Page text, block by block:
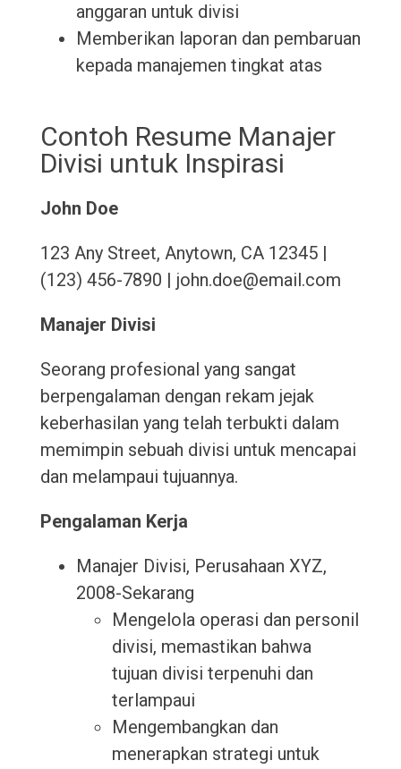
anggaran untuk divisi
Memberikan laporan dan pembaruan
kepada manajemen tingkat atas
Contoh Resume Manajer
Divisi untuk Inspirasi
John Doe
123 Any Street, Anytown, CA 12345 |
(123) 456-7890 | john.doe@email.com
Manajer Divisi
Seorang profesional yang sangat
berpengalaman dengan rekam jejak
keberhasilan yang telah terbukti dalam
memimpin sebuah divisi untuk mencapai
dan melampaui tujuannya.
Pengalaman Kerja
Manajer Divisi, Perusahaan XYZ,
2008-Sekarang
Mengelola operasi dan personil
divisi, memastikan bahwa
tujuan divisi terpenuhi dan
terlampaui
Mengembangkan dan
menerapkan strategi untuk